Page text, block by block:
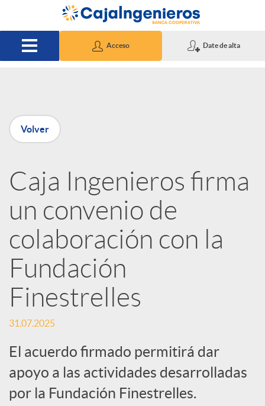
Saltar al contenido principal
Acceso Date de alta
P
u
b
l
i
c
a
d
Volver
Caja Ingenieros firma
un convenio de
colaboración con la
Fundación
Finestrelles
31.07.2025
El acuerdo firmado permitirá dar
apoyo a las actividades desarrolladas
por la Fundación Finestrelles.